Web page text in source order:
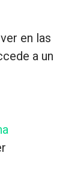
en las
a un